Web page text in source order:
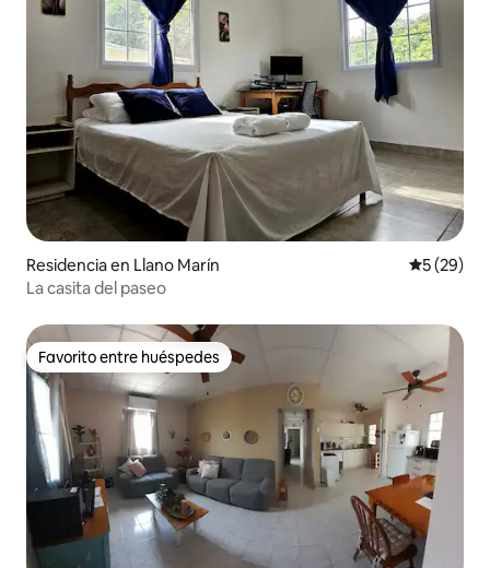
Residencia en Llano Marín
5 (29)
La casita del paseo
Favorito entre huéspedes
Favorito entre huéspedes